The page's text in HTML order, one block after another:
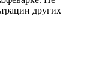
других